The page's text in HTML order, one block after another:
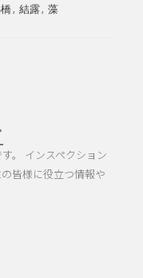
結露 藻
。 インスペクション
皆様に役立つ情報や